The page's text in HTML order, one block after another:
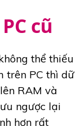
cũ
thể thiếu
trên PC thì dữ
RAM và
ngược lại
hơn rất